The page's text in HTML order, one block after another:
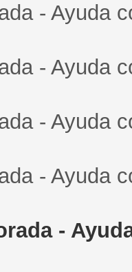
- Ayuda
- Ayuda
- Ayuda
- Ayuda
-